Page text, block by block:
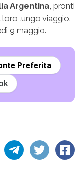
Argentina , pronti
loro lungo viaggio.
9 maggio.
Preferita